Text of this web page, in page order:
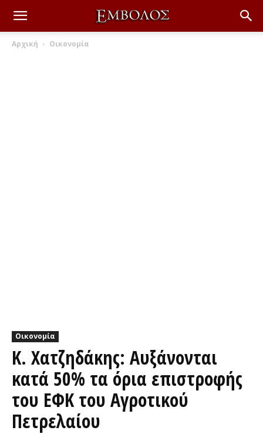
Αρχική Οικονομία
Οικονομία
Κ. Χατζηδάκης: Αυξάνονται
κατά 50% τα όρια επιστροφής
του ΕΦΚ του Αγροτικού
Πετρελαίου